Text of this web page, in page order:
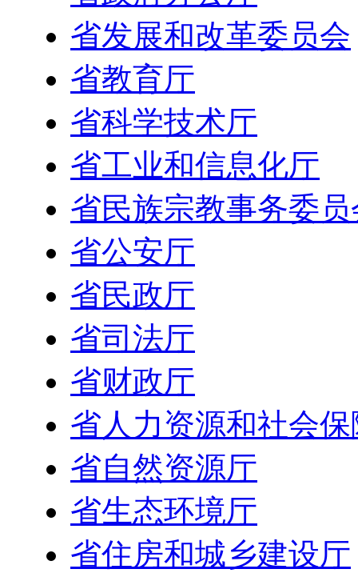
省发展和改革委员会
省教育厅
省科学技术厅
省工业和信息化厅
省民族宗教事务委员
省公安厅
省民政厅
省司法厅
省财政厅
省人力资源和社会
省自然资源厅
省生态环境厅
省住房和城乡建设厅